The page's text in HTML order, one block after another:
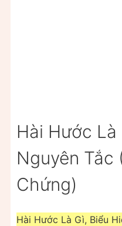
Hài Hước Là
Nguyên Tắc
Chứng)
Hài Hước Là Gì, Biểu